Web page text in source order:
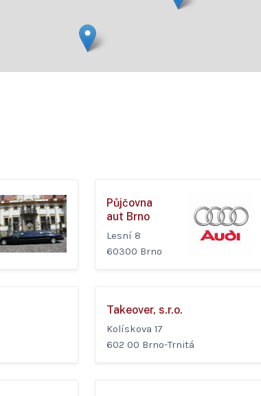
Půjčovna
aut Brno
Lesní 8
60300 Brno
Takeover, s.r.o.
Kolískova 17
602 00 Brno-Trnitá